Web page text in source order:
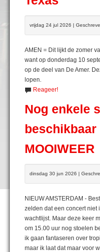
vrijdag 24 jul 2026 |
AMEN = Dit lijkt de zomer
want op donderdag 10
op de deel van De Amer.
lopen.
Reageer!
Nog enkele
MOOIWEER
dinsdag 30 jun 2026 |
NIEUW AMSTERDAM -
zelden dat een concert niet
wachtlijst. Maar deze keer
om 15.00 uur nog stoelen
ik gaan fantaseren over
maar ik laat dat maar voor